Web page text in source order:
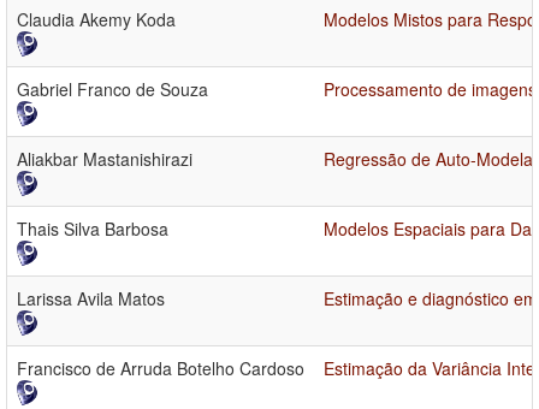
Claudia Akemy Koda Modelos Mistos para
Gabriel Franco de Souza Processamento de
Aliakbar Mastanishirazi Regressão de Auto-
Thais Silva Barbosa Modelos Espaciais para
Larissa Avila Matos Estimação e diagnóstico
Francisco de Arruda Botelho Cardoso Estimação da Variância